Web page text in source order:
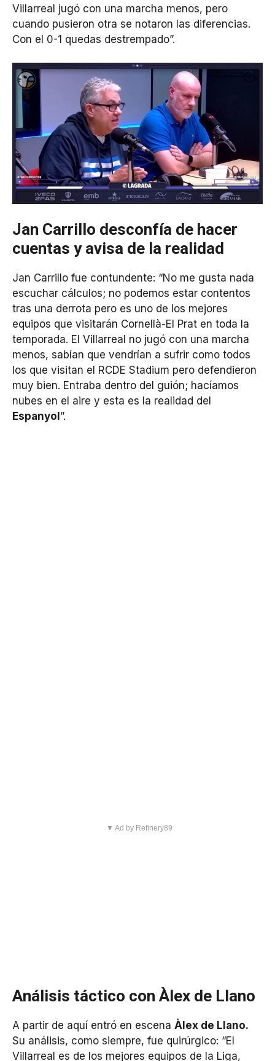
Villarreal jugó con una marcha menos, pero
cuando pusieron otra se notaron las diferencias.
Con el 0-1 quedas destrempado”.
Jan Carrillo desconfía de hacer
cuentas y avisa de la realidad
Jan Carrillo fue contundente: “No me gusta nada
escuchar cálculos; no podemos estar contentos
tras una derrota pero es uno de los mejores
equipos que visitarán Cornellà-El Prat en toda la
temporada. El Villarreal no jugó con una marcha
menos, sabían que vendrían a sufrir como todos
los que visitan el RCDE Stadium pero defendieron
muy bien. Entraba dentro del guión; hacíamos
nubes en el aire y esta es la realidad del
Espanyol”.
▼ Ad by Refinery89
Análisis táctico con Àlex de Llano
A partir de aquí entró en escena Àlex de Llano.
Su análisis, como siempre, fue quirúrgico: “El
Villarreal es de los mejores equipos de la Liga,